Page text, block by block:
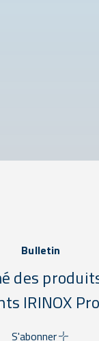
Bulletin
des
IRINOX
S'abonner